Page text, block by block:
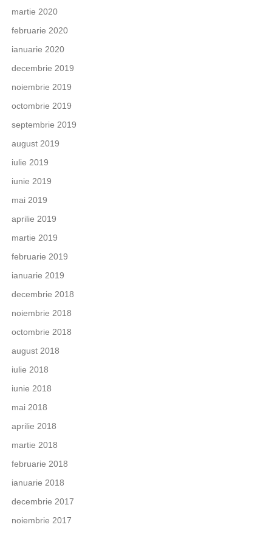
martie 2020
februarie 2020
ianuarie 2020
decembrie 2019
noiembrie 2019
octombrie 2019
septembrie 2019
august 2019
iulie 2019
iunie 2019
mai 2019
aprilie 2019
martie 2019
februarie 2019
ianuarie 2019
decembrie 2018
noiembrie 2018
octombrie 2018
august 2018
iulie 2018
iunie 2018
mai 2018
aprilie 2018
martie 2018
februarie 2018
ianuarie 2018
decembrie 2017
noiembrie 2017